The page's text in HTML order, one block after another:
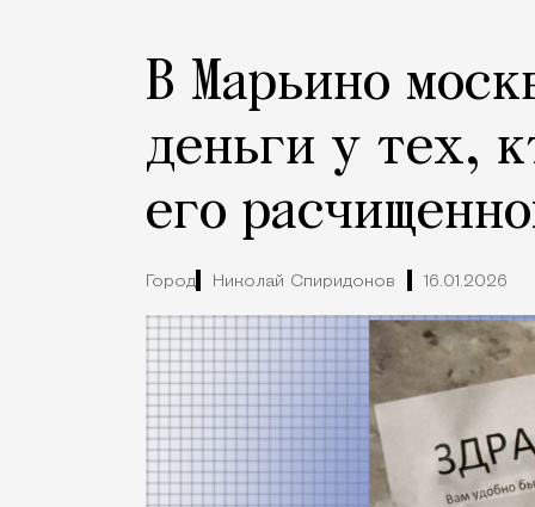
В Марьино
деньги у тех,
его
Город Николай Спиридонов 16.01.2026